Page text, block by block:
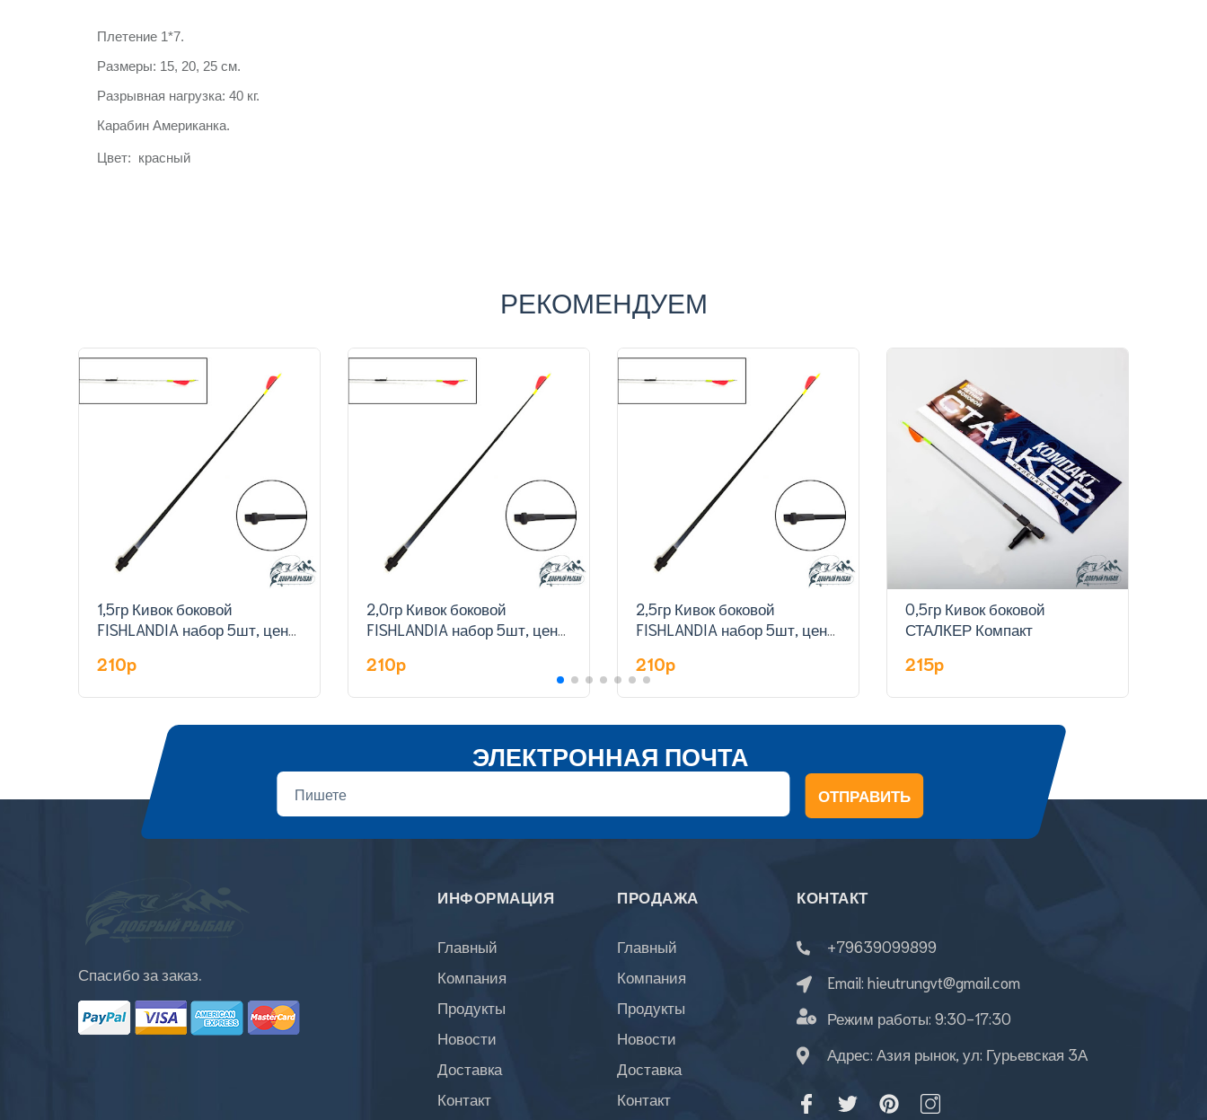
Плетение 1*7.
Размеры: 15, 20, 25 см.
Разрывная нагрузка: 40 кг.
Карабин Американка.
Цвет: красный
РЕКОМЕНДУЕМ
1,5гр Кивок боковой
FISHLANDIA набор 5шт, цена
210p
2,0гр Кивок боковой
FISHLANDIA набор 5шт, цена
210p
2,5гр Кивок боковой
FISHLANDIA набор 5шт, цена
210p
0,5гр Кивок боковой
СТАЛКЕР Компакт
215p
ЭЛЕКТРОННАЯ ПОЧТА
ОТПРАВИТЬ
Спасибо за заказ.
ИНФОРМАЦИЯ
Главный
Компания
Продукты
Новости
Доставка
Контакт
ПРОДАЖА
Главный
Компания
Продукты
Новости
Доставка
Контакт
КОНТАКТ
+79639099899
Email: hieutrungvt@gmail.com
Режим работы: 9:30-17:30
Адрес: Азия рынок, ул: Гурьевская 3А